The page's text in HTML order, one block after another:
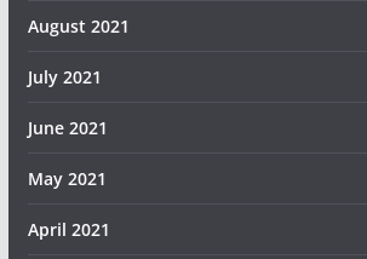
August 2021
July 2021
June 2021
May 2021
April 2021